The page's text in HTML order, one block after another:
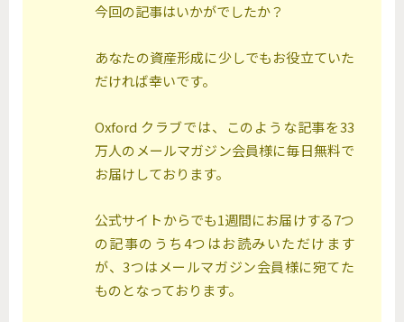
今回の記事はいかがでしたか？
あなたの資産形成に少しでもお役立ていた
だければ幸いです。
Oxford クラブでは、このような記事を33
万人のメールマガジン会員様に毎日無料で
お届けしております。
公式サイトからでも1週間にお届けする7つ
の記事のうち4つはお読みいただけます
が、3つはメールマガジン会員様に宛てた
ものとなっております。